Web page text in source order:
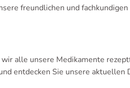
freundlichen und
alle unsere Medikamente
entdecken Sie unsere aktuellen